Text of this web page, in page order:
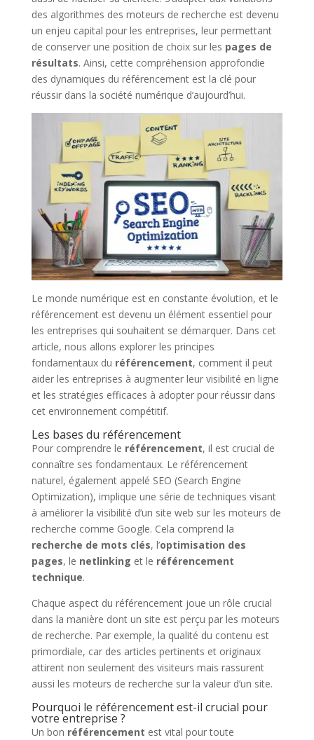
des algorithmes des moteurs de recherche est devenu
un enjeu capital pour les entreprises, leur permettant
de conserver une position de choix sur les pages de
résultats. Ainsi, cette compréhension approfondie
des dynamiques du référencement est la clé pour
réussir dans la société numérique d’aujourd’hui.
Le monde numérique est en constante évolution, et le
référencement est devenu un élément essentiel pour
les entreprises qui souhaitent se démarquer. Dans cet
article, nous allons explorer les principes
fondamentaux du référencement, comment il peut
aider les entreprises à augmenter leur visibilité en ligne
et les stratégies efficaces à adopter pour réussir dans
cet environnement compétitif.
Les bases du référencement
Pour comprendre le référencement, il est crucial de
connaître ses fondamentaux. Le référencement
naturel, également appelé SEO (Search Engine
Optimization), implique une série de techniques visant
à améliorer la visibilité d’un site web sur les moteurs de
recherche comme Google. Cela comprend la
recherche de mots clés, l’optimisation des
pages, le netlinking et le référencement
technique.
Chaque aspect du référencement joue un rôle crucial
dans la manière dont un site est perçu par les moteurs
de recherche. Par exemple, la qualité du contenu est
primordiale, car des articles pertinents et originaux
attirent non seulement des visiteurs mais rassurent
aussi les moteurs de recherche sur la valeur d’un site.
Pourquoi le référencement est-il crucial pour
votre entreprise ?
Un bon référencement est vital pour toute